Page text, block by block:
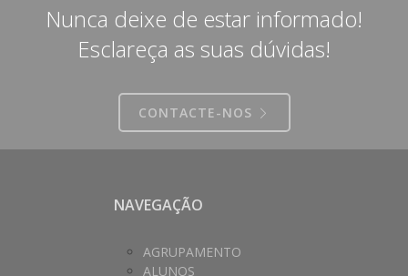
Nunca deixe de estar informado!
Esclareça as suas dúvidas!
CONTACTE-NOS
NAVEGAÇÃO
AGRUPAMENTO
ALUNOS